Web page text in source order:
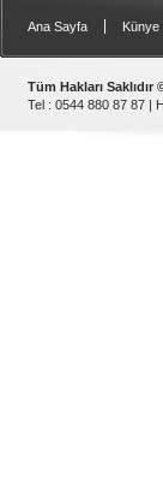
Ana Sayfa Künye
Tüm Hakları
Tel : 0544 880 87 87 |